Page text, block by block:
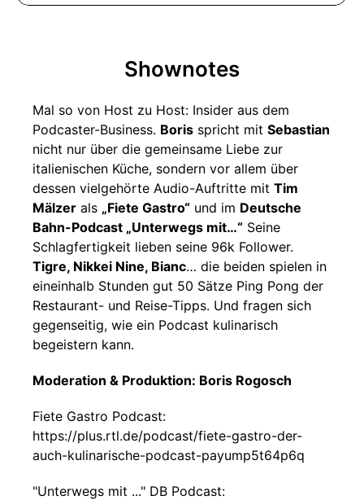
Shownotes
Mal so von Host zu Host: Insider aus dem
Podcaster-Business. Boris spricht mit Sebastian
nicht nur über die gemeinsame Liebe zur
italienischen Küche, sondern vor allem über
dessen vielgehörte Audio-Auftritte mit Tim
Mälzer als „Fiete Gastro“ und im Deutsche
Bahn-Podcast „Unterwegs mit…“ Seine
Schlagfertigkeit lieben seine 96k Follower.
Tigre, Nikkei Nine, Bianc… die beiden spielen in
eineinhalb Stunden gut 50 Sätze Ping Pong der
Restaurant- und Reise-Tipps. Und fragen sich
gegenseitig, wie ein Podcast kulinarisch
begeistern kann.
Moderation & Produktion: Boris Rogosch
Fiete Gastro Podcast:
https://plus.rtl.de/podcast/fiete-gastro-der-
auch-kulinarische-podcast-payump5t64p6q
"Unterwegs mit ..." DB Podcast: